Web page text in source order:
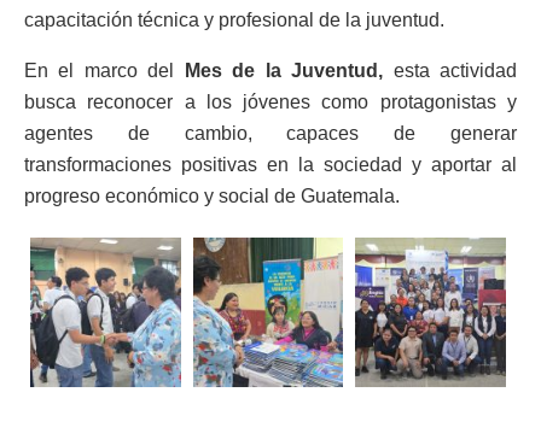
capacitación técnica y profesional de la juventud.
En el marco del Mes de la Juventud, esta actividad
busca reconocer a los jóvenes como protagonistas y
agentes de cambio, capaces de generar
transformaciones positivas en la sociedad y aportar al
progreso económico y social de Guatemala.